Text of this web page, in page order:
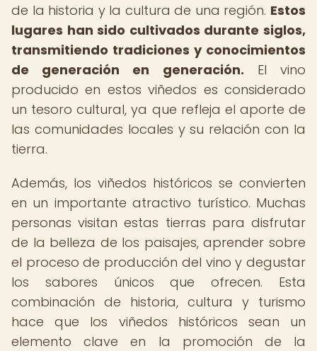
de la historia y la cultura de una región. Estos
lugares han sido cultivados durante siglos,
transmitiendo tradiciones y conocimientos
de generación en generación. El vino
producido en estos viñedos es considerado
un tesoro cultural, ya que refleja el aporte de
las comunidades locales y su relación con la
tierra.
Además, los viñedos históricos se convierten
en un importante atractivo turístico. Muchas
personas visitan estas tierras para disfrutar
de la belleza de los paisajes, aprender sobre
el proceso de producción del vino y degustar
los sabores únicos que ofrecen. Esta
combinación de historia, cultura y turismo
hace que los viñedos históricos sean un
elemento clave en la promoción de la